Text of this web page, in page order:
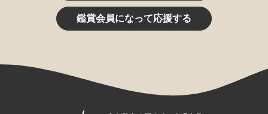
鑑賞会員になって応援する